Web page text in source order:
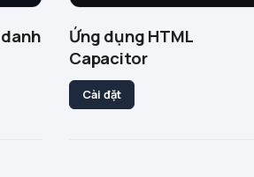
Ứng dụng HTML
Capacitor
Cài đặt